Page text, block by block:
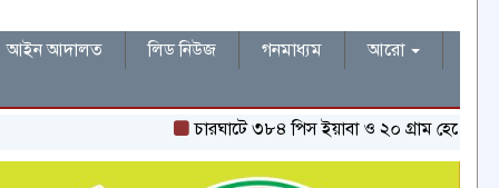
আইন আদালত লিড নিউজ গনমাধ্যম
আরো
চারঘাটে ৩৮৪ পিস ইয়াবা ও ২০ গ্রাম হেরোইনসহ একজন